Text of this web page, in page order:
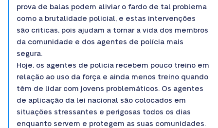
prova de balas podem aliviar o fardo de tal problema
como a brutalidade policial, e estas intervenções
são críticas, pois ajudam a tornar a vida dos membros
da comunidade e dos agentes de polícia mais
segura.
Hoje, os agentes de polícia recebem pouco treino em
relação ao uso da força e ainda menos treino quando
têm de lidar com jovens problemáticos. Os agentes
de aplicação da lei nacional são colocados em
situações stressantes e perigosas todos os dias
enquanto servem e protegem as suas comunidades.